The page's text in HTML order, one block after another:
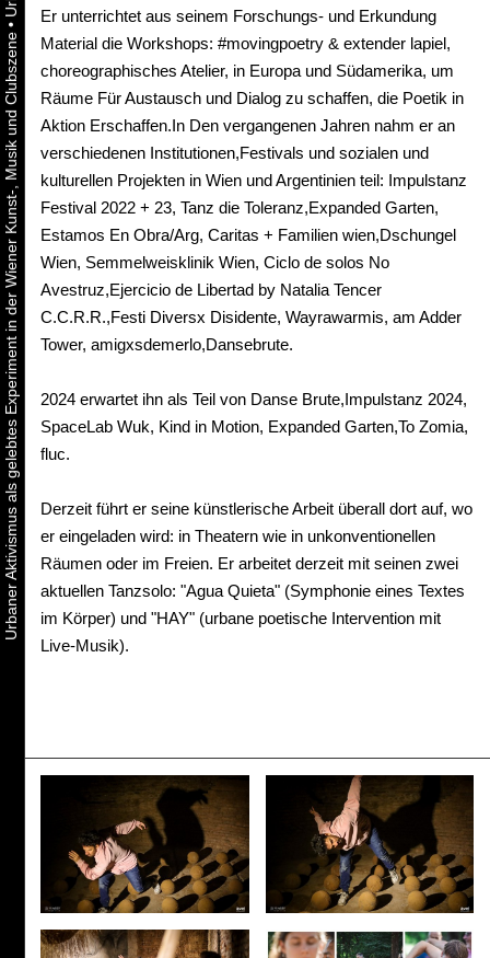
Urbaner Aktivismus als gelebtes Experiment in der Wiener Kunst-, Musik und Clubszene
•
Er unterrichtet aus seinem Forschungs- und Erkundung
Material die Workshops: #movingpoetry & extender lapiel,
choreographisches Atelier, in Europa und Südamerika, um
Räume Für Austausch und Dialog zu schaffen, die Poetik in
Aktion Erschaffen.In Den vergangenen Jahren nahm er an
verschiedenen Institutionen,Festivals und sozialen und
kulturellen Projekten in Wien und Argentinien teil: Impulstanz
Festival 2022 + 23, Tanz die Toleranz,Expanded Garten,
Estamos En Obra/Arg, Caritas + Familien wien,Dschungel
Wien, Semmelweisklinik Wien, Ciclo de solos No
Avestruz,Ejercicio de Libertad by Natalia Tencer
C.C.R.R.,Festi Diversx Disidente, Wayrawarmis, am Adder
Tower, amigxsdemerlo,Dansebrute.
2024 erwartet ihn als Teil von Danse Brute,Impulstanz 2024,
SpaceLab Wuk, Kind in Motion, Expanded Garten,To Zomia,
fluc.
Derzeit führt er seine künstlerische Arbeit überall dort auf, wo
er eingeladen wird: in Theatern wie in unkonventionellen
Räumen oder im Freien. Er arbeitet derzeit mit seinen zwei
aktuellen Tanzsolo: "Agua Quieta" (Symphonie eines Textes
im Körper) und "HAY" (urbane poetische Intervention mit
Live-Musik).